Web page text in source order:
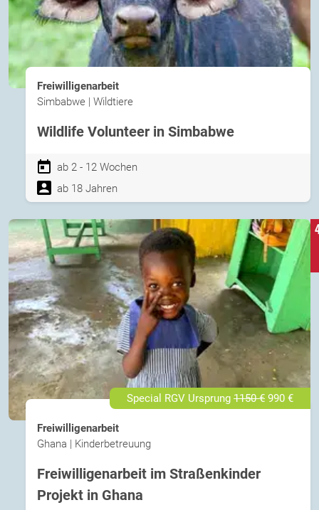
Freiwilligenarbeit
Simbabwe | Wildtiere
Wildlife Volunteer in Simbabwe
ab 2 - 12 Wochen
ab 18 Jahren
Special RGV Ursprung 1150 € 990 €
Freiwilligenarbeit
Ghana | Kinderbetreuung
Freiwilligenarbeit im Straßenkinder
Projekt in Ghana